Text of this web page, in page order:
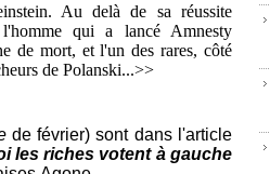
Au delà de sa réussite
qui a lancé Amnesty
de mort, et l'un des rares, côté
de Polanski...>>
de février)sont dans l'article
les riches votent à gauche